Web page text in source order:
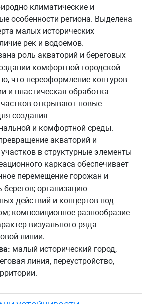
климатические и
особенности региона. Выделена
малых исторических
рек и водоемов.
роль акваторий и береговых
комфортной городской
что переоформление контуров
и пластическая обработка
открывают новые
создания
и комфортной среды.
акваторий и
в структурные элементы
каркаса обеспечивает
перемещение горожан и
берегов; организацию
действий и концертов под
композиционное разнообразие
визуального ряда
линии.
малый исторический город,
линия, переустройство,